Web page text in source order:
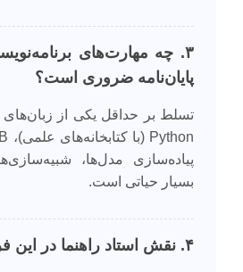
۳. چه مهارت‌های
پایان‌نامه ضروری است؟
تسلط بر حداقل یکی از زبان‌های
پیاده‌سازی مدل‌ها،
بسیار حیاتی است.
۴. نقش استاد راهنما در این فرآیند چیست؟